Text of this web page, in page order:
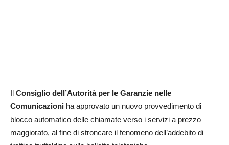
Il Consiglio dell’Autorità per le Garanzie nelle
Comunicazioni ha approvato un nuovo provvedimento di
blocco automatico delle chiamate verso i servizi a prezzo
maggiorato, al fine di stroncare il fenomeno dell’addebito di